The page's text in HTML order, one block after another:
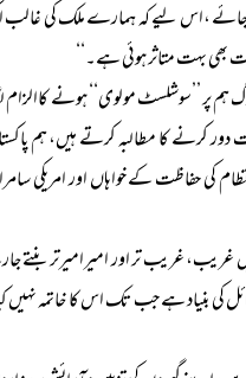
جائے ،اس لیے کہ ہمارے ملک کی
بہت متاثر ہوئی ہے۔‘‘
ہم پر ’’سوشلسٹ مولوی‘‘ ہونے کاالزام
کرنے کا مطالبہ کرتے ہیں، ہم
کی حفاظت کے خواہاں اور امریکی
غریب، غریب تر اور امیرامیرتر بنتے
کی بنیاد ہے جب تک اس کا خاتمہ